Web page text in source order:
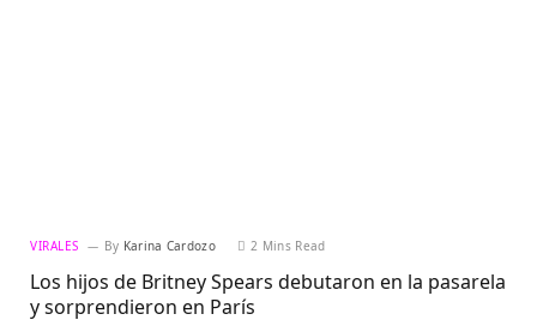
VIRALES By Karina Cardozo 2 Mins Read
Los hijos de Britney Spears debutaron en la pasarela
y sorprendieron en París